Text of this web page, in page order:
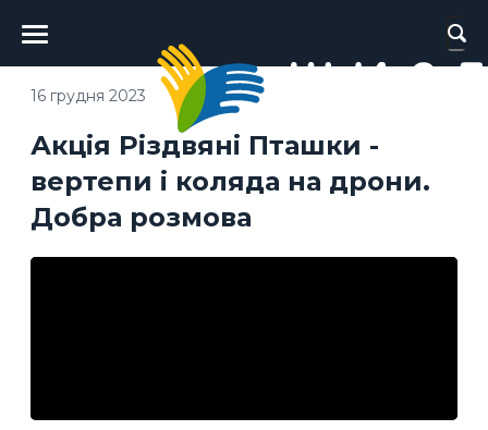
Головне
меню
Акція Різдвяні Пташки -
вертепи і коляда на дрони.
Добра розмова
16 грудня 2023